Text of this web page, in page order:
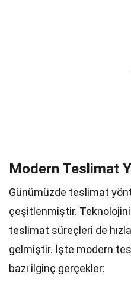
Modern Teslimat
Günümüzde teslimat
çeşitlenmiştir.
teslimat süreçleri de
gelmiştir. İşte modern
bazı ilginç gerçekler: